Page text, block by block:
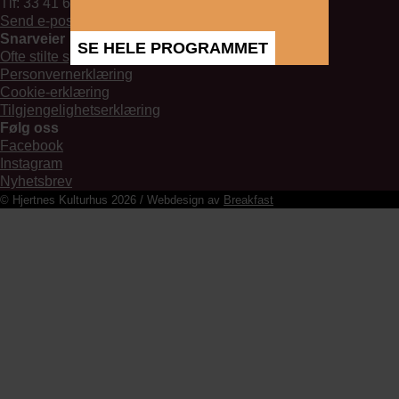
SE HELE PROGRAMMET
Tlf: 33 41 67 60
Send e-post
Snarveier
Ofte stilte spørsmål
Personvernerklæring
Cookie-erklæring
Tilgjengelighetserklæring
Følg oss
Facebook
Instagram
Nyhetsbrev
© Hjertnes Kulturhus 2026 / Webdesign av Breakfast